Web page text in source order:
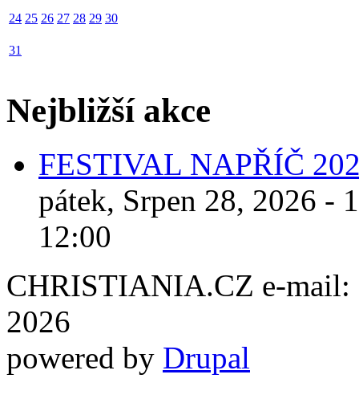
24 25 26 27 28 29 30
31
Nejbližší akce
FESTIVAL NAPŘÍČ
pátek, Srpen 28, 2026 -
12:00
CHRISTIANIA.CZ e-mail:
2026
powered by Drupal